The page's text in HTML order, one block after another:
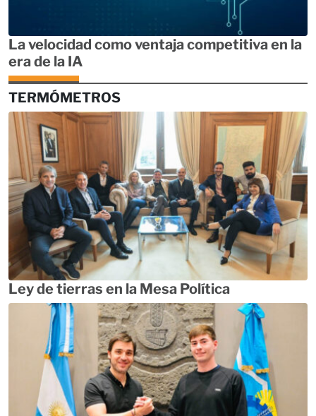
La velocidad como ventaja competitiva en la
era de la IA
TERMÓMETROS
Ley de tierras en la Mesa Política